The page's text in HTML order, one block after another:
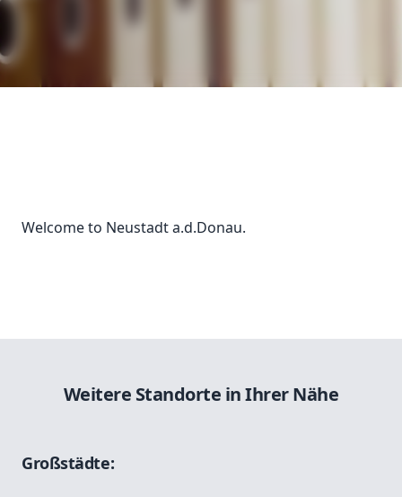
Welcome to Neustadt a.d.Donau.
Weitere Standorte in Ihrer Nähe
Großstädte: